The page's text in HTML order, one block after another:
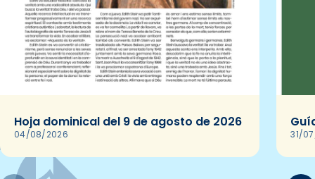
Hoja dominical del 9 de agosto de 2026
04/08/2026 31/